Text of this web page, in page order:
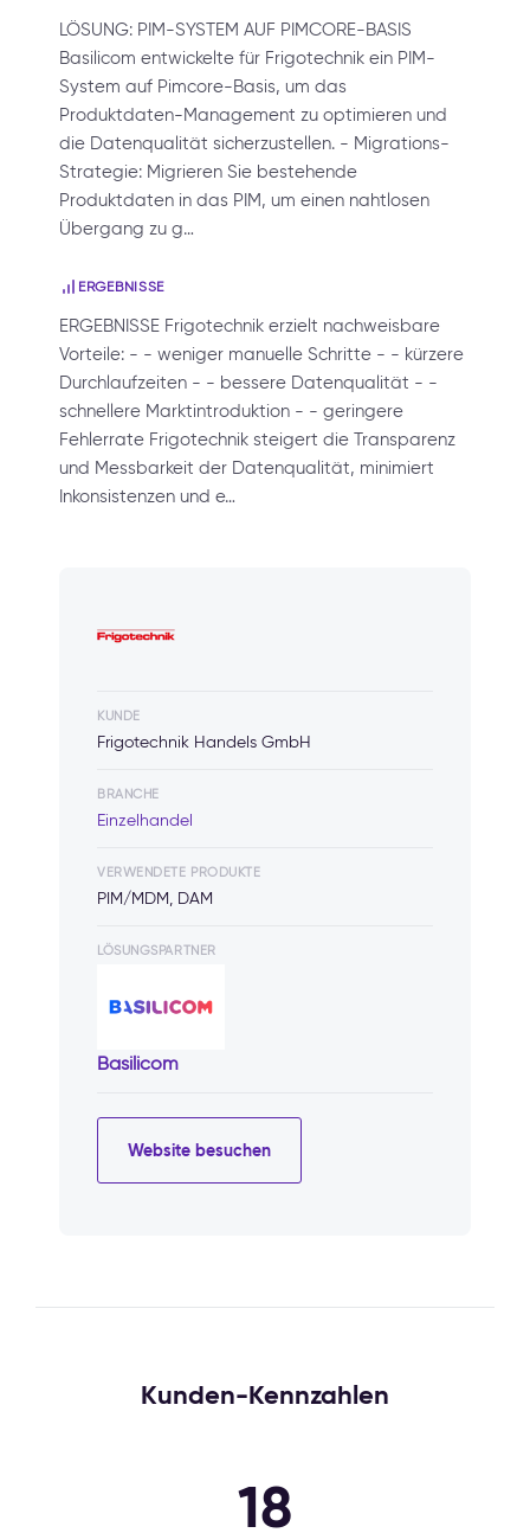
LÖSUNG: PIM-SYSTEM AUF PIMCORE-BASIS
Basilicom entwickelte für Frigotechnik ein PIM-
System auf Pimcore-Basis, um das
Produktdaten-Management zu optimieren und
die Datenqualität sicherzustellen. - Migrations-
Strategie: Migrieren Sie bestehende
Produktdaten in das PIM, um einen nahtlosen
Übergang zu g…
ERGEBNISSE
ERGEBNISSE Frigotechnik erzielt nachweisbare
Vorteile: - - weniger manuelle Schritte - - kürzere
Durchlaufzeiten - - bessere Datenqualität - -
schnellere Marktintroduktion - - geringere
Fehlerrate Frigotechnik steigert die Transparenz
und Messbarkeit der Datenqualität, minimiert
Inkonsistenzen und e…
KUNDE
Frigotechnik Handels GmbH
BRANCHE
Einzelhandel
VERWENDETE PRODUKTE
PIM/MDM, DAM
LÖSUNGSPARTNER
Basilicom
Website besuchen
Kunden-Kennzahlen
18